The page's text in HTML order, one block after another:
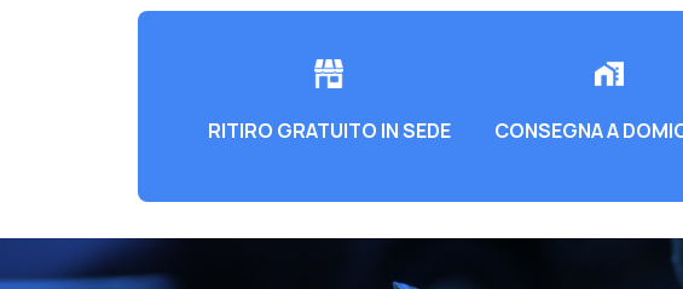
RITIRO GRATUITO IN SEDE CONSEGNA A